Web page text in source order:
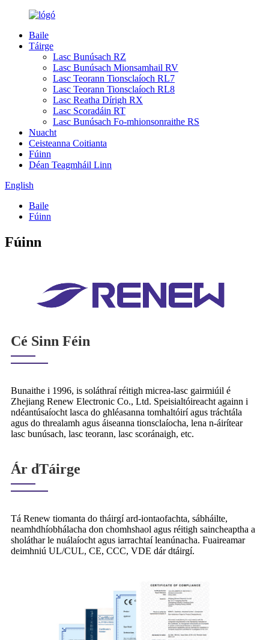
Baile
Táirge
Lasc Bunúsach RZ
Lasc Bunúsach Mionsamhail RV
Lasc Teorann Tionsclaíoch RL7
Lasc Teorann Tionsclaíoch RL8
Lasc Reatha Dírigh RX
Lasc Scoradáin RT
Lasc Bunúsach Fo-mhionsonraithe RS
Nuacht
Ceisteanna Coitianta
Fúinn
Déan Teagmháil Linn
English
Baile
Fúinn
Fúinn
Cé Sinn Féin
Bunaithe i 1996, is soláthraí réitigh micrea-lasc gairmiúil é
Zhejiang Renew Electronic Co., Ltd. Speisialtóireacht againn i
ndéantúsaíocht lasca do ghléasanna tomhaltóirí agus tráchtála
agus do threalamh agus áiseanna tionsclaíocha, lena n-áirítear
lasc bunúsach, lasc teorann, lasc scoránaigh, etc.
Ár dTáirge
Tá Renew tiomanta do tháirgí ard-iontaofachta, sábháilte,
neamhdhíobhálacha don chomhshaol agus réitigh saincheaptha a
sholáthar le nuálaíocht agus iarrachtaí leanúnacha. Fuaireamar
deimhniú UL/CUL, CE, CCC, VDE dár dtáirgí.